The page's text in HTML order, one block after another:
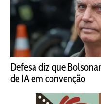
Defesa diz que
de IA em convenção